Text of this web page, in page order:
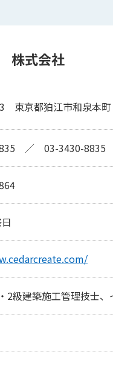
株式会社
東京都狛江市和泉本
／ 03-3430-8835
2級建築施工管理技士